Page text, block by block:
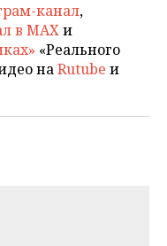
канал,
в MAXи
«Реального
наRutube и